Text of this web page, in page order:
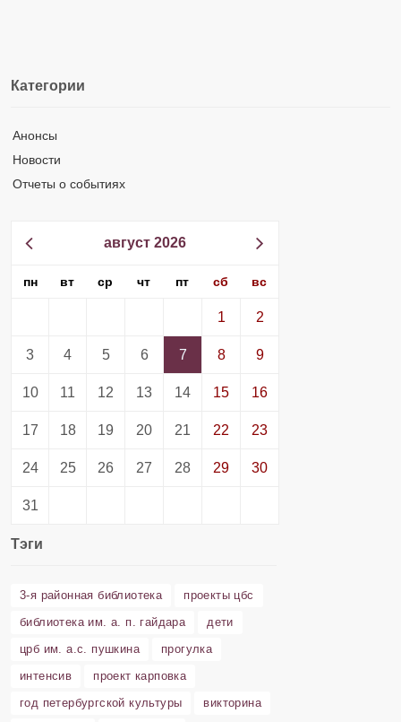
Категории
Анонсы
Новости
Отчеты о событиях
август 2026
пн вт ср чт пт сб вс
1 2
3 4 5 6 7 8 9
10 11 12 13 14 15 16
17 18 19 20 21 22 23
24 25 26 27 28 29 30
31
Тэги
3-я районная библиотека
проекты цбс
библиотека им. а. п. гайдара
дети
црб им. а.с. пушкина
прогулка
интенсив
проект карповка
год петербургской культуры
викторина